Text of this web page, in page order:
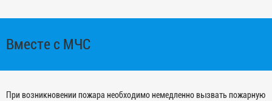
Вместе с МЧС
При возникновении пожара необходимо немедленно вызвать пожарную